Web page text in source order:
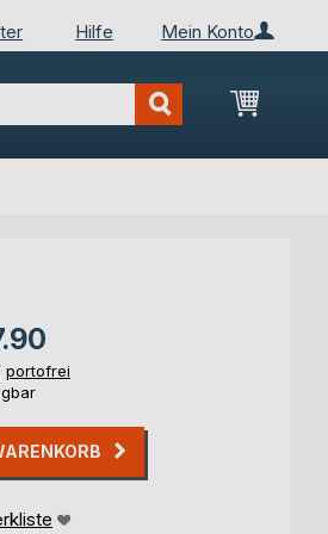
Mein Konto
Hilfe
Mein
portofrei